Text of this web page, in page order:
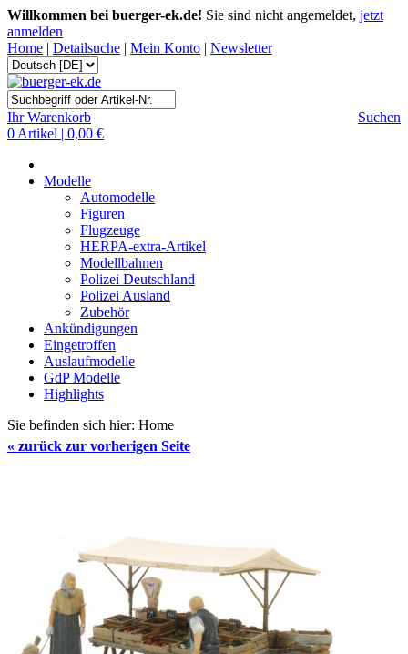
Willkommen bei buerger-ek.de! Sie sind nicht angemeldet, jetzt
anmelden
Home | Detailsuche | Mein Konto | Newsletter
Suchen
Ihr Warenkorb
0 Artikel | 0,00 €
Modelle
Automodelle
Figuren
Flugzeuge
HERPA-extra-Artikel
Modellbahnen
Polizei Deutschland
Polizei Ausland
Zubehör
Ankündigungen
Eingetroffen
Auslaufmodelle
GdP Modelle
Highlights
Sie befinden sich hier: Home
« zurück zur vorherigen Seite